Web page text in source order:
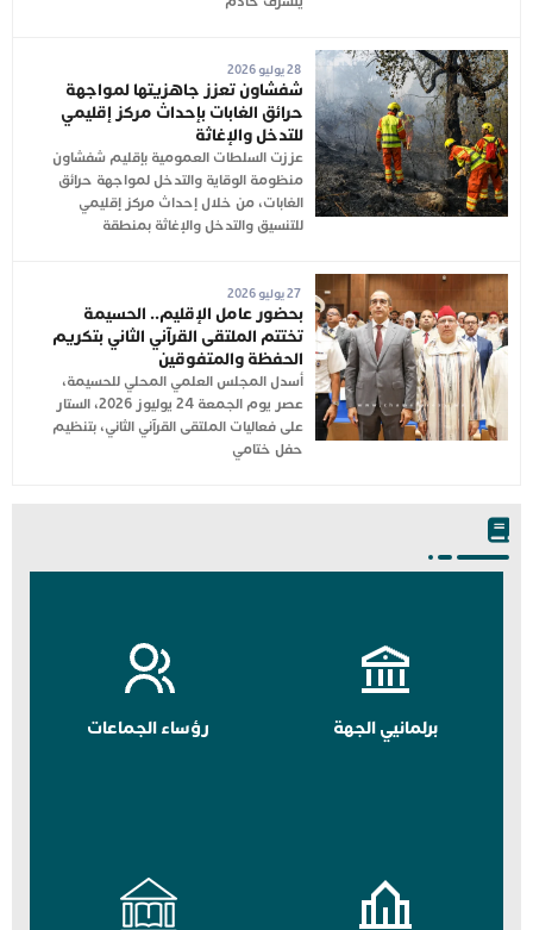
28 يوليو 2026
شفشاون تعزز جاهزيتها لمواجهة
حرائق الغابات بإحداث مركز إقليمي
للتدخل والإغاثة
عززت السلطات العمومية بإقليم شفشاون
منظومة الوقاية والتدخل لمواجهة حرائق
الغابات، من خلال إحداث مركز إقليمي
للتنسيق والتدخل والإغاثة بمنطقة
27 يوليو 2026
بحضور عامل الإقليم.. الحسيمة
تختتم الملتقى القرآني الثاني بتكريم
الحفظة والمتفوقين
أسدل المجلس العلمي المحلي للحسيمة،
عصر يوم الجمعة 24 يوليوز 2026، الستار
على فعاليات الملتقى القرآني الثاني، بتنظيم
حفل ختامي
برلمانيي الجهة رؤساء الجماعات